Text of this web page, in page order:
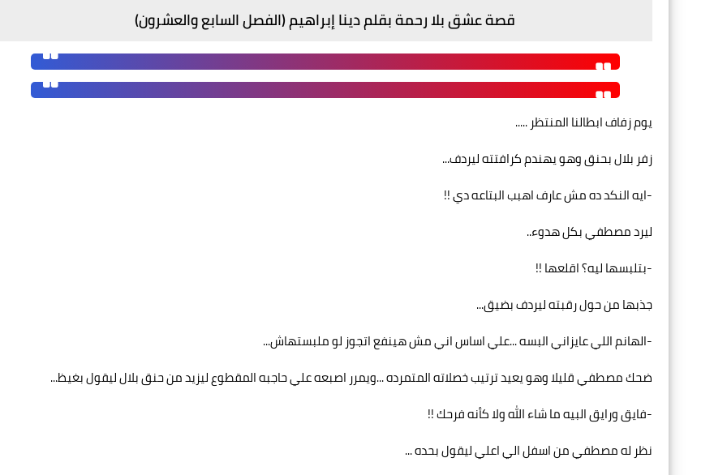
قصة عشق بلا رحمة بقلم دينا إبراهيم (الفصل السابع والعشرون)
يوم زفاف ابطالنا المنتظر .....
زفر بلال بحنق وهو يهندم كرافتته ليردف...
-ايه النكد ده مش عارف اهبب البتاعه دي !!
ليرد مصطفي بكل هدوء..
-بتلبسها ليه؟ اقلعها !!
جذبها من حول رقبته ليردف بضيق...
-الهانم اللي عايزاني البسه ...علي اساس اني مش هينفع اتجوز لو ملبستهاش...
ضحك مصطفي قليلا وهو يعيد ترتيب خصلاته المتمرده ...ويمرر اصبعه علي حاجبه المقطوع ليزيد من حنق بلال ليقول بغيظ...
-فايق ورايق البيه ما شاء الله ولا كأنه فرحك !!
نظر له مصطفي من اسفل الي اعلي ليقول بحده ...